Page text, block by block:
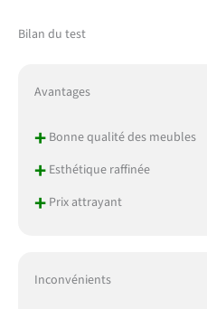
Bilan du test
Avantages
+Bonne qualité des meubles
+Esthétique raffinée
+Prix attrayant
Inconvénients